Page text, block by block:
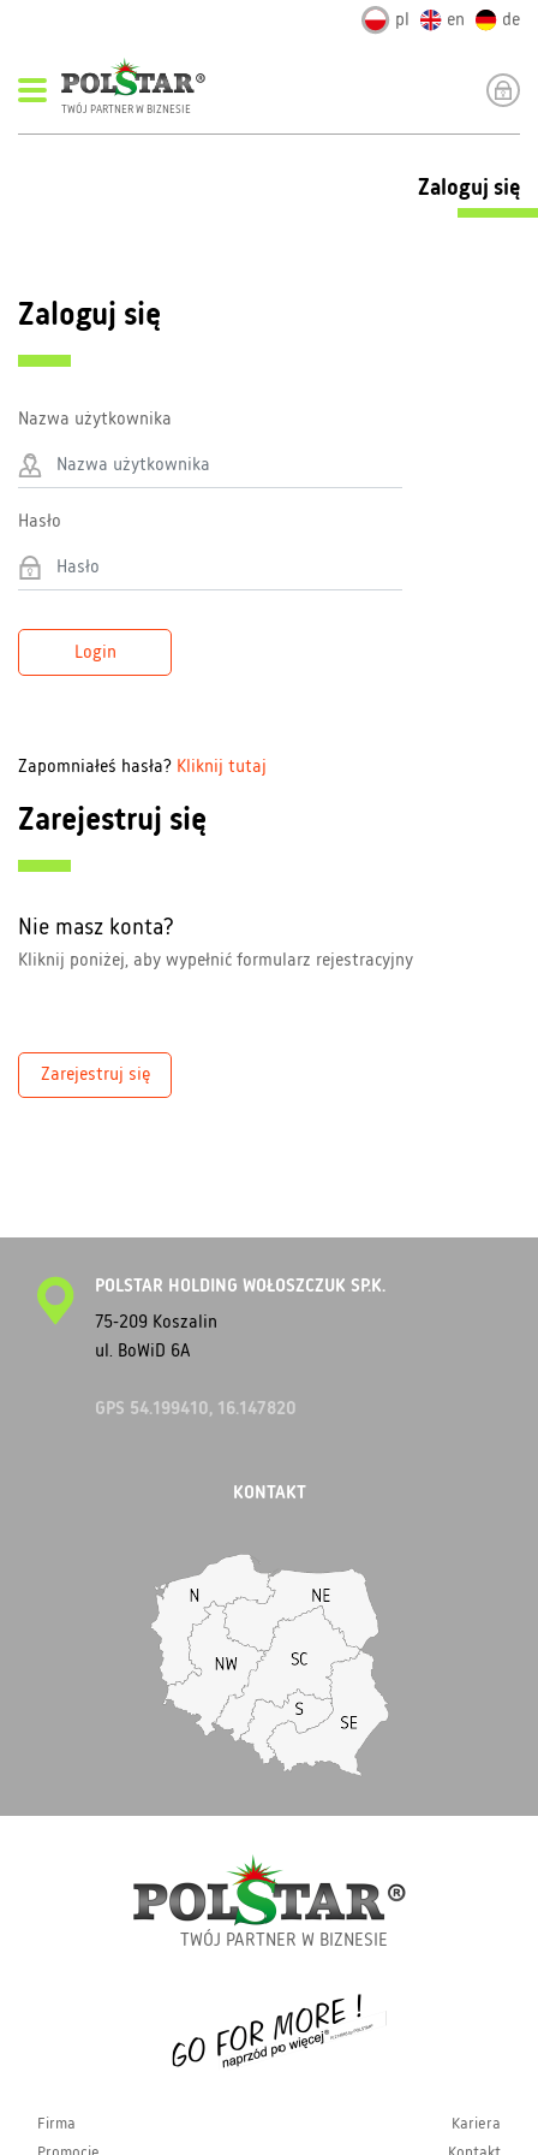
pl en de
TWÓJ PARTNER W BIZNESIE
Zaloguj się
Zaloguj się
Nazwa użytkownika
Hasło
Login
Zapomniałeś hasła? Kliknij tutaj
Zarejestruj się
Nie masz konta?
Kliknij poniżej, aby wypełnić formularz rejestracyjny
Zarejestruj się
POLSTAR HOLDING WOŁOSZCZUK SP.K.
75-209 Koszalin
ul. BoWiD 6A
GPS 54.199410, 16.147820
KONTAKT
TWÓJ PARTNER W BIZNESIE
Firma
Kariera